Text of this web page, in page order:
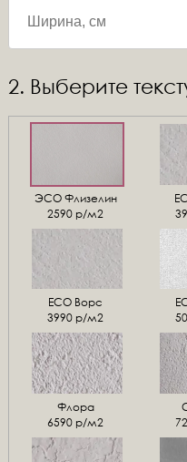
2. Выберите
ЭСО Флизелин
2590 р/м2
ЕСО Ворс
3990 р/м2
Флора
6590 р/м2